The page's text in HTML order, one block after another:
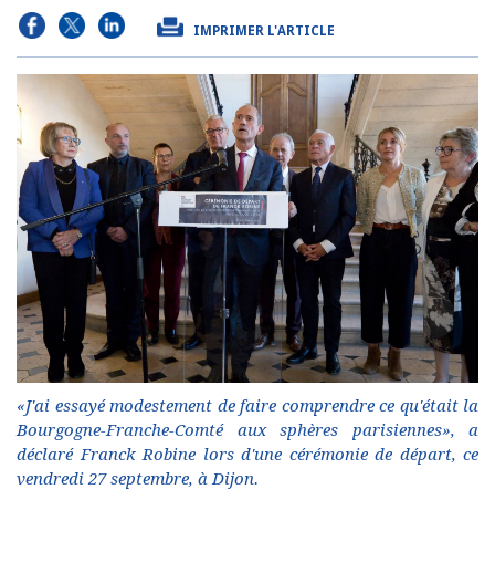
IMPRIMER L'ARTICLE
«J'ai essayé modestement de faire comprendre ce qu'était la
Bourgogne-Franche-Comté aux sphères parisiennes», a
déclaré Franck Robine lors d'une cérémonie de départ, ce
vendredi 27 septembre, à Dijon.